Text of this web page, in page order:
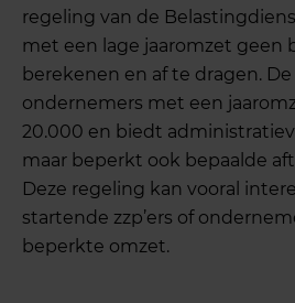
regeling van de
met een lage jaaromzet geen
berekenen en af te dragen.
ondernemers met een
20.000 en biedt
maar beperkt ook bepaalde
Deze regeling kan vooral
startende zzp’ers of
beperkte omzet.